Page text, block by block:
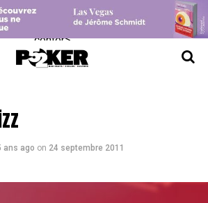
center>
ans ago on 24 septembre 2011